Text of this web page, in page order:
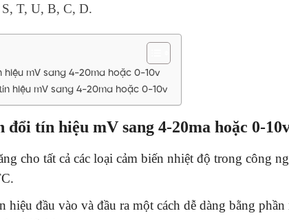
T, U, B, C, D.
hiệu mV sang 4-20ma hoặc 0-10v
hiệu mV sang 4-20ma hoặc 0-10v
đổi tín hiệu mV sang 4-20ma hoặc 0-
cho tất cả các loại cảm biến nhiệt độ trong công
hiệu đầu vào và đầu ra một cách dễ dàng bằng